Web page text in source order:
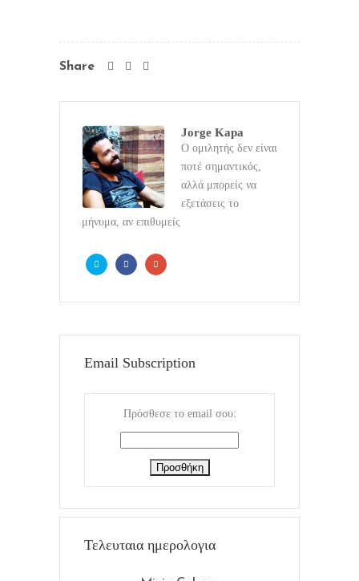
Share
Jorge Kapa
Ο ομιλητής δεν είναι
ποτέ σημαντικός,
αλλά μπορείς να
εξετάσεις το
μήνυμα, αν επιθυμείς
Email Subscription
Πρόσθεσε το email σου:
Τελευταια ημερολογια